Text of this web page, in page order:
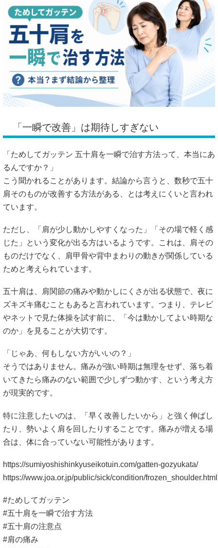
「一瞬で改善」は期待しすぎない
「ためしてガッテン 五十肩を一瞬で治す方法って、本当にあ
るんですか？」
こう聞かれることがあります。結論から言うと、数秒で五十
肩そのものが改善する方法がある、とは考えにくいと言われ
ています。
ただし、「肩が少し動かしやすくなった」「その場で軽く感
じた」という変化が出る方はいるようです。これは、肩その
ものだけでなく、肩甲骨や背中まわりの動きが関係している
ためと考えられています。
五十肩は、肩関節の痛みや動かしにくさが出る状態で、夜に
ズキズキ痛むこともあると言われています。つまり、テレビ
やネットで見た体操を試す前に、「今は動かしてよい時期な
のか」を見ることが大切です。
「じゃあ、何もしない方がいいの？」
そうではありません。痛みが強い時期は無理をせず、落ち着
いてきたら痛みのない範囲で少しずつ動かす、という考え方
が現実的です。
特に注意したいのは、「早く改善したいから」と強く伸ばし
たり、勢いよく肩を回したりすることです。痛みが増える場
合は、体に合っていない可能性があります。
https://sumiyoshishinkyuseikotuin.com/gatten-gozyukata/
https://www.joa.or.jp/public/sick/condition/frozen_shoulder.html
#ためしてガッテン
#五十肩を一瞬で治す方法
#五十肩の注意点
#肩の痛み